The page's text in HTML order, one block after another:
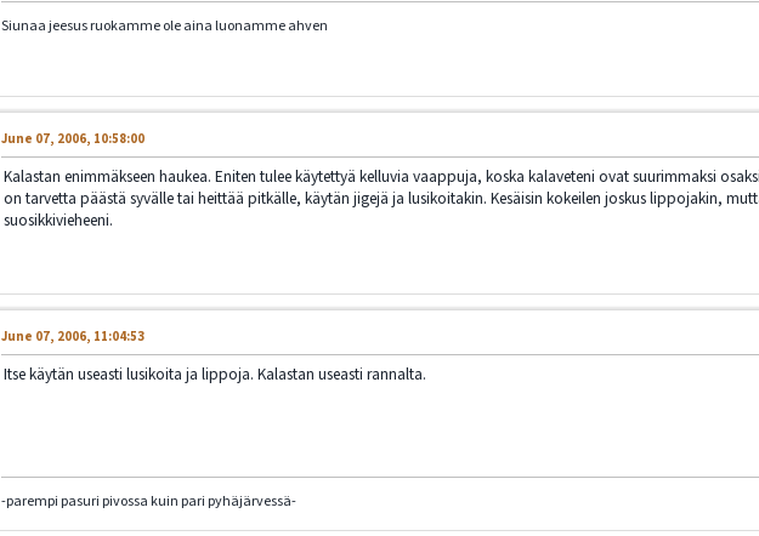
Siunaa jeesus ruokamme ole aina luonamme ahven
June 07, 2006, 10:58:00
Kalastan enimmäkseen haukea. Eniten tulee käytettyä kelluvia vaappuja, koska kalaveteni ovat suurimmaksi
on tarvetta päästä syvälle tai heittää pitkälle, käytän jigejä ja lusikoitakin. Kesäisin kokeilen joskus lippojakin,
suosikkivieheeni.
June 07, 2006, 11:04:53
Itse käytän useasti lusikoita ja lippoja. Kalastan useasti rannalta.
-parempi pasuri pivossa kuin pari pyhäjärvessä-